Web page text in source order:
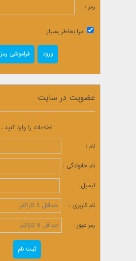
رمز :
مرا بخاطر بسپار
فراموشی رمز
عضویت در سایت
اطلاعات را وارد کنید .
نام :
نام خانوادگی :
ایمیل :
نام کاربری :
رمز عبور :